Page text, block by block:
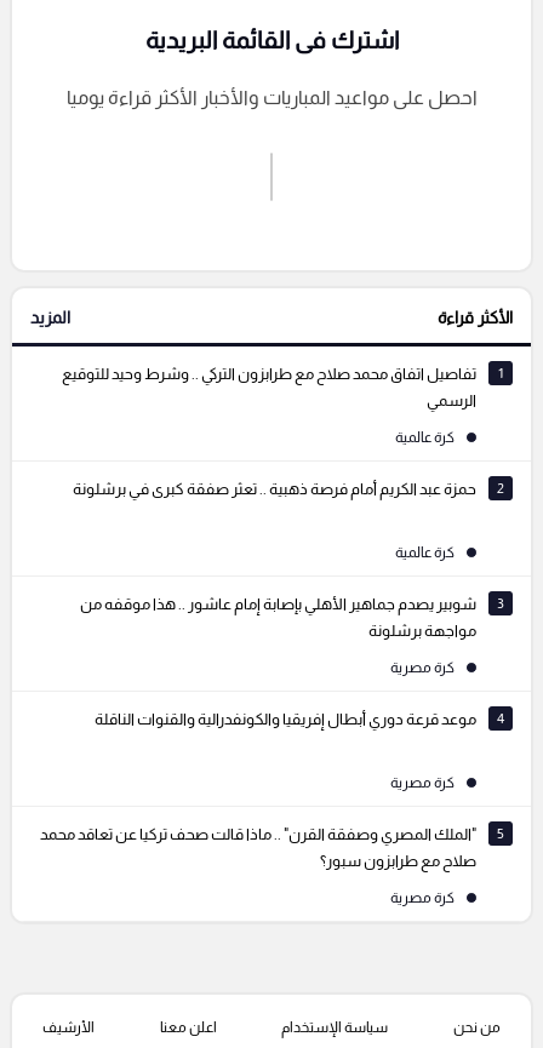
إرسال تعليق
التعليقات السابقة
اشترك فى القائمة البريدية
احصل على مواعيد المباريات والأخبار الأكثر قراءة يوميا
الأكثر قراءة المزيد
1
تفاصيل اتفاق محمد صلاح مع طرابزون التركي .. وشرط وحيد للتوقيع
الرسمي
كرة عالمية
2 حمزة عبد الكريم أمام فرصة ذهبية .. تعثر صفقة كبرى في برشلونة
كرة عالمية
3
شوبير يصدم جماهير الأهلي بإصابة إمام عاشور .. هذا موقفه من
مواجهة برشلونة
كرة مصرية
4 موعد قرعة دوري أبطال إفريقيا والكونفدرالية والقنوات الناقلة
كرة مصرية
5
"الملك المصري وصفقة القرن" .. ماذا قالت صحف تركيا عن تعاقد محمد
صلاح مع طرابزون سبور؟
كرة مصرية
من نحن سياسة الإستخدام اعلن معنا الأرشيف